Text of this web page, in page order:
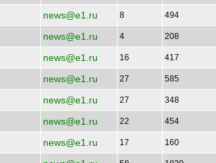
news@e1.ru 8 494
news@e1.ru 4 208
news@e1.ru 16 417
news@e1.ru 27 585
news@e1.ru 27 348
news@e1.ru 22 454
news@e1.ru 17 160